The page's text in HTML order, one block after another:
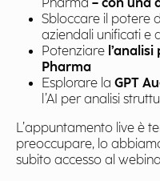
Pharma – con una
Sbloccare il potere
aziendali unificati e
Potenziare
Pharma
Esplorare la GPT
l’AI per analisi
L’appuntamento live è
preoccupare, lo
subito accesso al